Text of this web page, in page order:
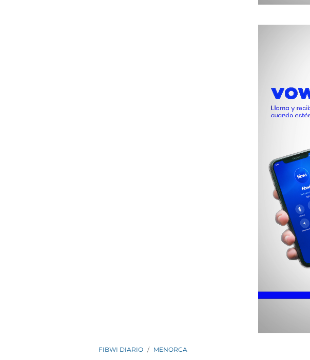
FIBWI DIARIO MENORCA